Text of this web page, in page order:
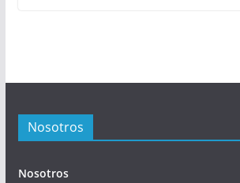
Nosotros
Nosotros